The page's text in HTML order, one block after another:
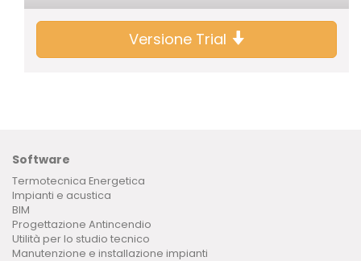
Versione Trial
Software
Termotecnica Energetica
Impianti e acustica
BIM
Progettazione Antincendio
Utilità per lo studio tecnico
Manutenzione e installazione impianti